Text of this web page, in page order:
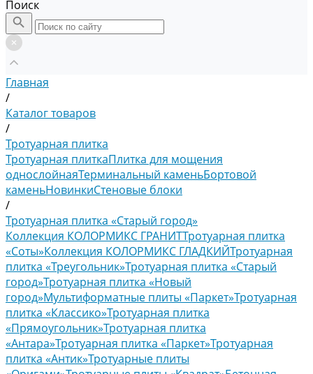
Поиск
Главная
/
Каталог товаров
/
Тротуарная плитка
Тротуарная плиткаПлитка для мощения
однослойнаяТерминальный каменьБортовой
каменьНовинкиСтеновые блоки
/
Тротуарная плитка «Старый город»
Коллекция КОЛОРМИКС ГРАНИТТротуарная плитка
«Соты»Коллекция КОЛОРМИКС ГЛАДКИЙТротуарная
плитка «Треугольник»Тротуарная плитка «Старый
город»Тротуарная плитка «Новый
город»Мультиформатные плиты «Паркет»Тротуарная
плитка «Классико»Тротуарная плитка
«Прямоугольник»Тротуарная плитка
«Антара»Тротуарная плитка «Паркет»Тротуарная
плитка «Антик»Тротуарные плиты